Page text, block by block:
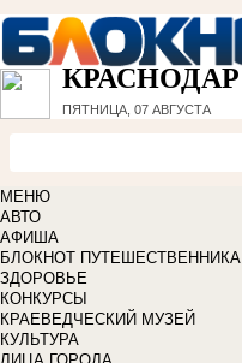
КРАСНОДАР
ПЯТНИЦА, 07 АВГУСТА
МЕНЮ
АВТО
АФИША
БЛОКНОТ ПУТЕШЕСТВЕННИКА
ЗДОРОВЬЕ
КОНКУРСЫ
КРАЕВЕДЧЕСКИЙ МУЗЕЙ
КУЛЬТУРА